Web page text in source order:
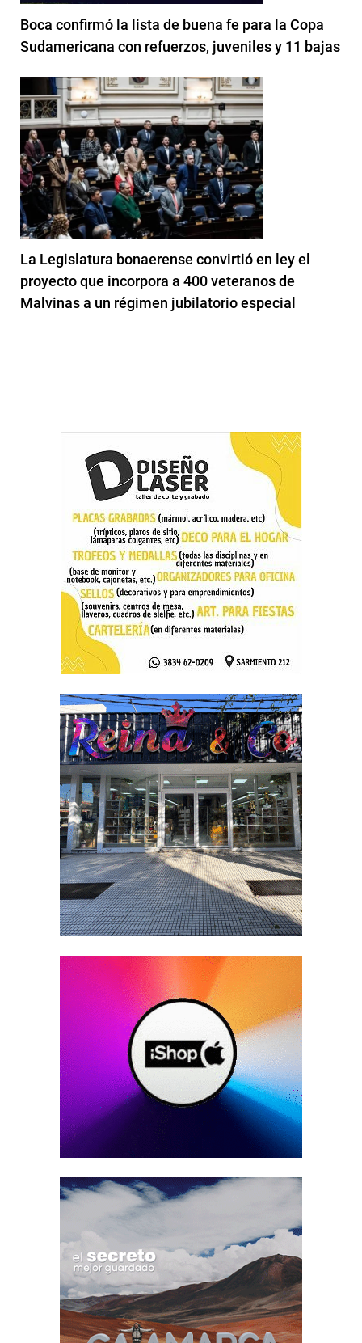
Boca confirmó la lista de buena fe para la Copa
Sudamericana con refuerzos, juveniles y 11 bajas
La Legislatura bonaerense convirtió en ley el
proyecto que incorpora a 400 veteranos de
Malvinas a un régimen jubilatorio especial